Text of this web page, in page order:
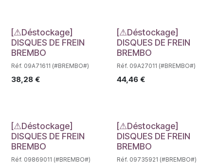
Déstockage
[⚠Déstockage]
DISQUES DE FREIN
BREMBO
Réf. 09A71611 (#BREMBO#)
38,28 €
Déstockage
[⚠Déstockage]
DISQUES DE FREIN
BREMBO
Réf. 09A27011 (#BREMBO#)
44,46€
Déstockage
[⚠Déstockage]
DISQUES DE FREIN
BREMBO
Réf. 09869011 (#BREMBO#)
Déstockage
[⚠Déstockage]
DISQUES DE FREIN
BREMBO
Réf. 09735921 (#BREMBO#)